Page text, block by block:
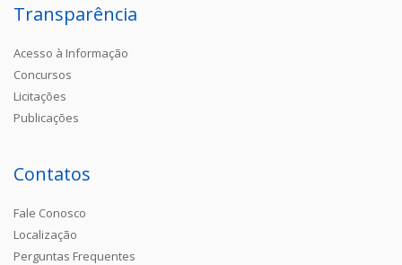
Transparência
Acesso à Informação
Concursos
Licitações
Publicações
Contatos
Fale Conosco
Localização
Perguntas Frequentes